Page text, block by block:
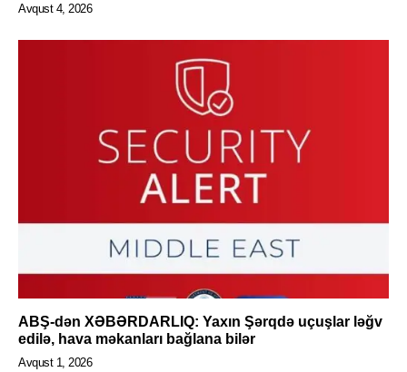
Avqust 4, 2026
ABŞ-dən XƏBƏRDARLIQ: Yaxın Şərqdə uçuşlar ləğv
edilə, hava məkanları bağlana bilər
Avqust 1, 2026